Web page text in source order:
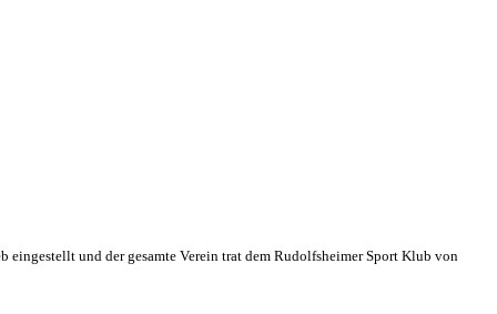
eingestellt und der gesamte Verein trat dem Rudolfsheimer Sport Klub von